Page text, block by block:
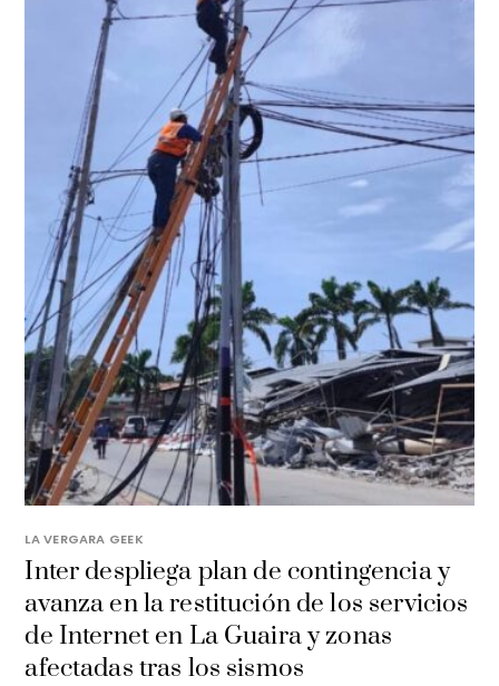
LA VERGARA GEEK
Inter despliega plan de contingencia y
avanza en la restitución de los servicios
de Internet en La Guaira y zonas
afectadas tras los sismos